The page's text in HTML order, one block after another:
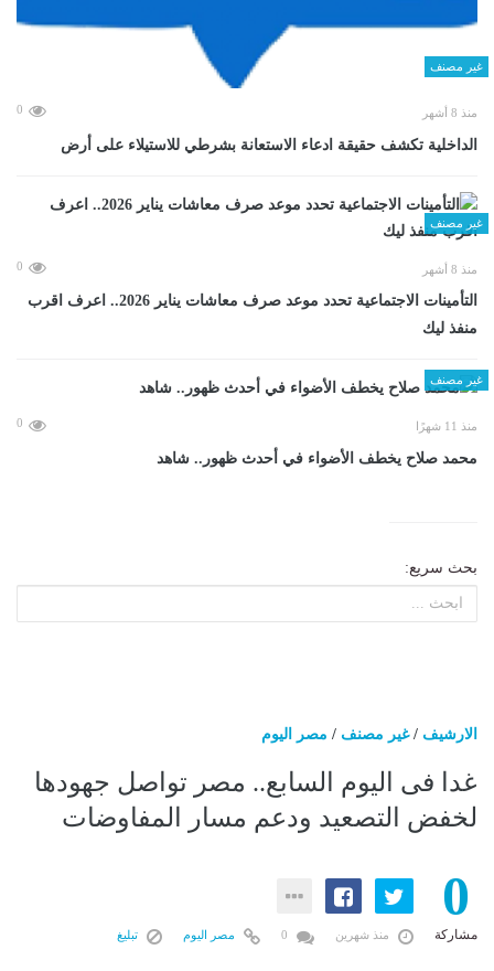
غير مصنف
منذ 8 أشهر 0
الداخلية تكشف حقيقة ادعاء الاستعانة بشرطي للاستيلاء على أرض
غير مصنف
منذ 8 أشهر 0
التأمينات الاجتماعية تحدد موعد صرف معاشات يناير 2026.. اعرف اقرب
منفذ ليك
غير مصنف
منذ 11 شهرًا 0
محمد صلاح يخطف الأضواء في أحدث ظهور.. شاهد
بحث سريع:
الارشيف /غير مصنف / مصر اليوم
غدا فى اليوم السابع.. مصر تواصل جهودها
لخفض التصعيد ودعم مسار المفاوضات
0
مشاركة منذ شهرين مصر اليوم تبليغ